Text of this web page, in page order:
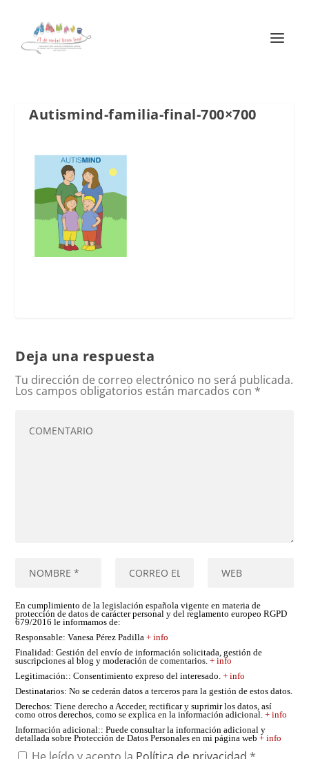
Autismind-familia-final-700×700
Deja una respuesta
Tu dirección de correo electrónico no será publicada.
Los campos obligatorios están marcados con *
En cumplimiento de la legislación española vigente en materia de
protección de datos de carácter personal y del reglamento europeo RGPD
679/2016 le informamos de:
Responsable: Vanesa Pérez Padilla+ info
Finalidad: Gestión del envío de información solicitada, gestión de
suscripciones al blog y moderación de comentarios.+ info
Legitimación:: Consentimiento expreso del interesado.+ info
Destinatarios: No se cederán datos a terceros para la gestión de estos datos.
Derechos: Tiene derecho a Acceder, rectificar y suprimir los datos, así
como otros derechos, como se explica en la información adicional.+ info
Información adicional:: Puede consultar la información adicional y
detallada sobre Protección de Datos Personales en mi página web+ info